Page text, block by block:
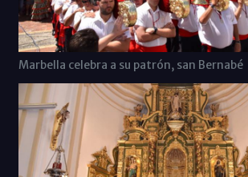
Marbella celebra a su patrón, san Bernabé